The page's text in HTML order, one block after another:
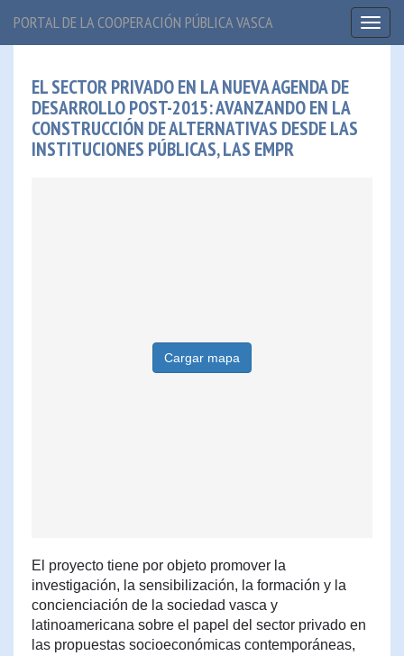
PORTAL DE LA COOPERACIÓN PÚBLICA VASCA
EL SECTOR PRIVADO EN LA NUEVA AGENDA DE
DESARROLLO POST-2015: AVANZANDO EN LA
CONSTRUCCIÓN DE ALTERNATIVAS DESDE LAS
INSTITUCIONES PÚBLICAS, LAS EMPR
Cargar mapa
El proyecto tiene por objeto promover la
investigación, la sensibilización, la formación y la
concienciación de la sociedad vasca y
latinoamericana sobre el papel del sector privado en
las propuestas socioeconómicas contemporáneas,